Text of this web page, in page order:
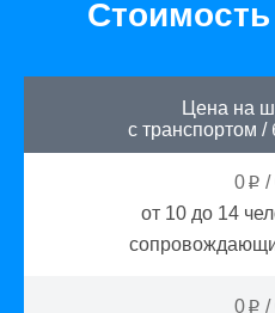
Стоимость
Цена на
с транспортом /
0 p /
от 10 до 14
0 p /